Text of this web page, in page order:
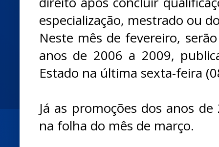
especialização, mestrado ou
Neste mês de fevereiro,
anos de 2006 a 2009,
Estado na última sexta-feira
Já as promoções dos anos
na folha do mês de março.